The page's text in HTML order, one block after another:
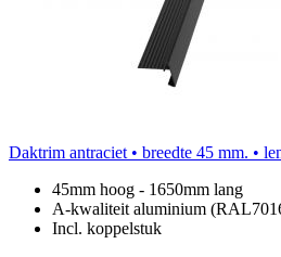
Daktrim antraciet • breedte 45 mm. •
45mm hoog - 1650mm lang
A-kwaliteit aluminium
Incl. koppelstuk